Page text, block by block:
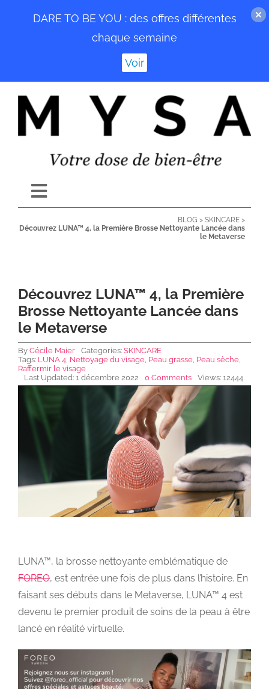
contenu
Toggle
Navigation
ACCUEIL
NEWS DE FOREO
SKINCARE
SANTÉ & BIEN-ÊTRE
BEAUTÉ
BLOG > SKINCARE >
Découvrez LUNA™ 4, la Première Brosse Nettoyante Lancée dans
le Metaverse
Découvrez LUNA™ 4, la Première
Brosse Nettoyante Lancée dans
le Metaverse
By Cécile Maier Categories: SKINCARE
Tags: LUNA 4 Nettoyage du visage Peau grasse Peau sèche
Raffermir le visage
Last Updated: 1 décembre 2022
0 Comments Views: 12444
LUNA™, la brosse nettoyante emblématique de
FOREO, est entrée une fois de plus dans l’histoire. En
faisant ses débuts dans le Metaverse, LUNA™ 4 est
devenu le premier produit de soins de la peau à être
lancé en réalité virtuelle.
DARE TO BE YOU : des offres différentes
chaque semaine
Voir